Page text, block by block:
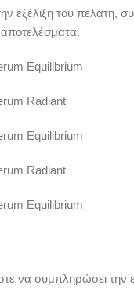
εξέλιξη του
Equilibrium
Radiant
Equilibrium
Radiant
Equilibrium
να συμπληρώσει